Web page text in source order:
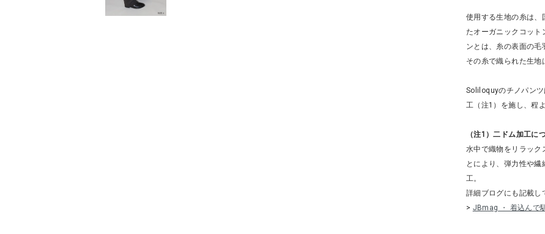
使用する生地の糸は、
たオーガニックコット
ンとは、糸の表面の毛
その糸で織られた生地
Soliloquyのチノパン
工（注1）を施し、程
（注1）二ドム加工に
水中で織物をリラック
とにより、弾力性や
工。
詳細ブログにも記載し
> JBmag ・ 着込んで